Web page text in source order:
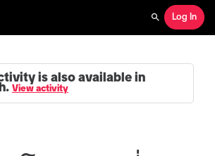
Search
Log In
is also available in
View activity